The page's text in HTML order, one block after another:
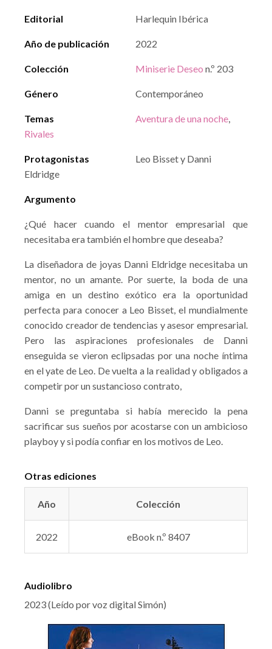
Editorial Harlequin Ibérica
Año de publicación 2022
Colección Miniserie Deseo n.º 203
Género Contemporáneo
Temas Aventura de una noche,
Rivales
Protagonistas
Leo Bisset y Danni
Eldridge
Argumento
¿Qué hacer cuando el mentor empresarial que
necesitaba era también el hombre que deseaba?
La diseñadora de joyas Danni Eldridge necesitaba un
mentor, no un amante. Por suerte, la boda de una
amiga en un destino exótico era la oportunidad
perfecta para conocer a Leo Bisset, el mundialmente
conocido creador de tendencias y asesor empresarial.
Pero las aspiraciones profesionales de Danni
enseguida se vieron eclipsadas por una noche íntima
en el yate de Leo. De vuelta a la realidad y obligados a
competir por un sustancioso contrato,
Danni se preguntaba si había merecido la pena
sacrificar sus sueños por acostarse con un ambicioso
playboy y si podía confiar en los motivos de Leo.
Otras ediciones
Año Colección
2022 eBook n.º 8407
Audiolibro
2023 (Leído por voz digital Simón)